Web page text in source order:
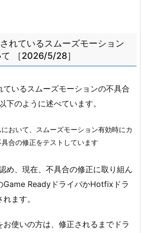
れているスムーズモーション
［2026/5/28］
いるスムーズモーションの不具合
下のように述べています。
おいて、スムーズモーション有効時にカ
合の修正をテストしています
め、現在、不具合の修正に取り組ん
Game ReadyドライバかHotfixドラ
ます。
お使いの方は、修正されるまでドラ